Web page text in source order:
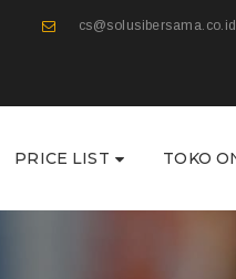
cs@solusibersama.co.id
PRICE LIST TOKO